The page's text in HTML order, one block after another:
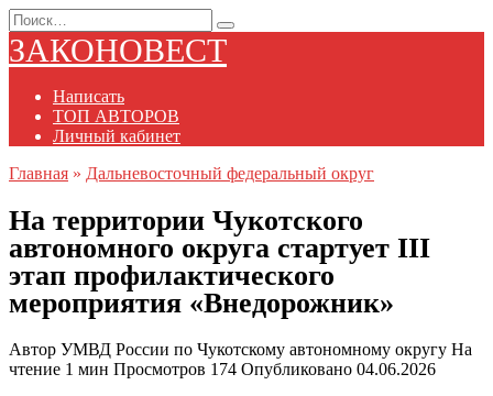
Перейти
к
содержанию
Search
for:
ЗАКОНОВЕСТ
Написать
ТОП АВТОРОВ
Личный кабинет
Главная » Дальневосточный федеральный округ
На территории Чукотского
автономного округа стартует III
этап профилактического
мероприятия «Внедорожник»
Автор УМВД России по Чукотскому автономному округу На
чтение 1 мин Просмотров 174 Опубликовано 04.06.2026